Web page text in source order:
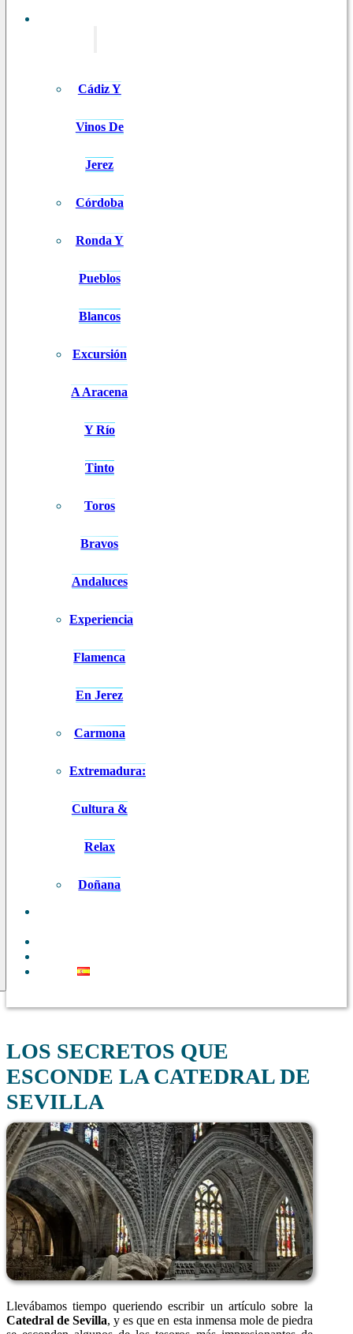
Cádiz Y
Vinos De
Jerez
Córdoba
Ronda Y
Pueblos
Blancos
Excursión
A Aracena
Y Río
Tinto
Toros
Bravos
Andaluces
Experiencia
Flamenca
En Jerez
Carmona
Extremadura:
Cultura &
Relax
Doñana
LOS SECRETOS QUE
ESCONDE LA CATEDRAL DE
SEVILLA
Llevábamos tiempo queriendo escribir un artículo sobre la
Catedral de Sevilla, y es que en esta inmensa mole de piedra